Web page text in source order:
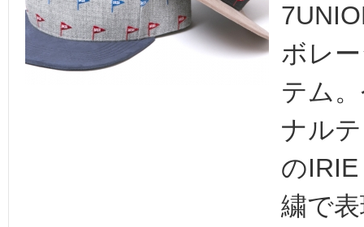
ボレ
テム
ナル
の
繍で